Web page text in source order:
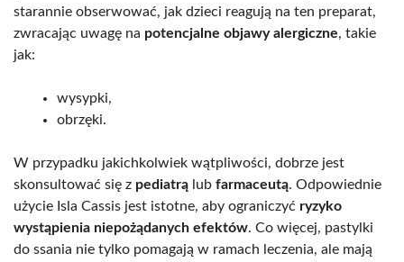
starannie obserwować, jak dzieci reagują na ten preparat,
zwracając uwagę na potencjalne objawy alergiczne, takie
jak:
wysypki,
obrzęki.
W przypadku jakichkolwiek wątpliwości, dobrze jest
skonsultować się z pediatrą lub farmaceutą. Odpowiednie
użycie Isla Cassis jest istotne, aby ograniczyć ryzyko
wystąpienia niepożądanych efektów. Co więcej, pastylki
do ssania nie tylko pomagają w ramach leczenia, ale mają